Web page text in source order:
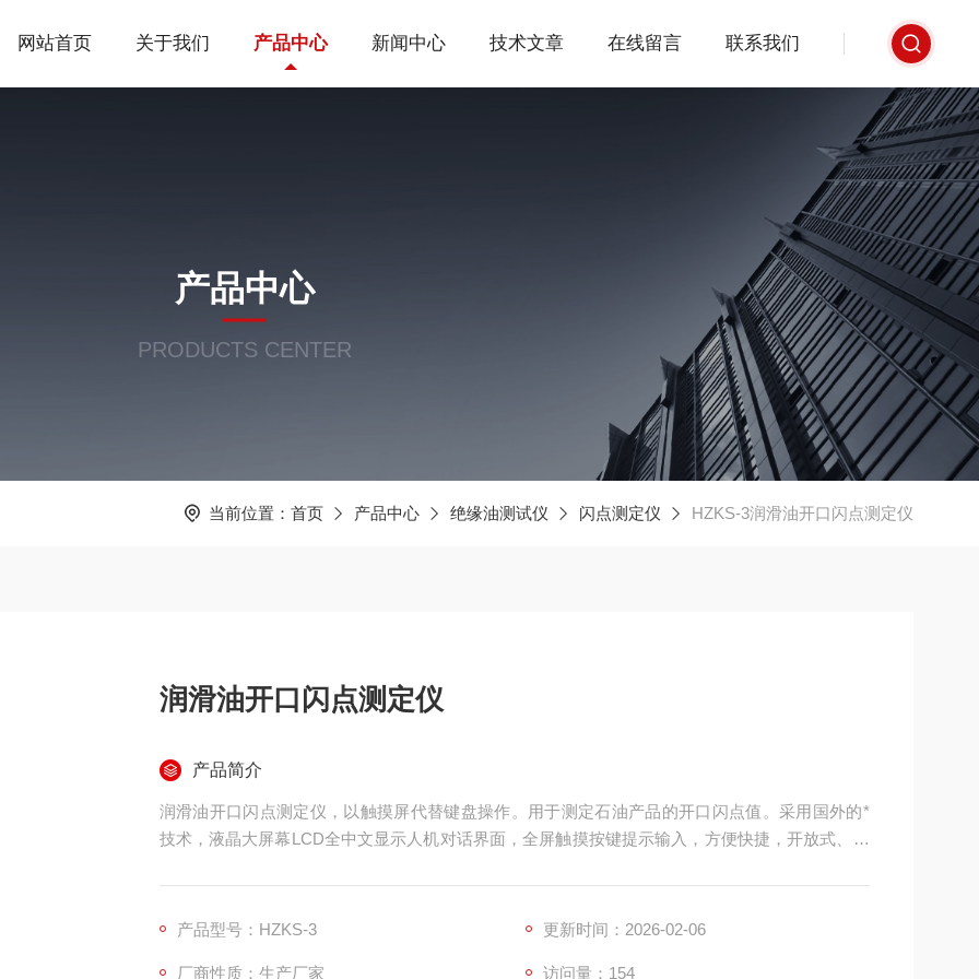
网站首页 关于我们 产品中心 新闻中心 技术文章 在线留言 联系我们
产品中心
PRODUCTS CENTER
当前位置： 首页 产品中心 绝缘油测试仪 闪点测定仪 HZKS-3润滑油开口闪点测定仪
润滑油开口闪点测定仪
产品简介
润滑油开口闪点测定仪，以触摸屏代替键盘操作。用于测定石油产品的开口闪点值。采用国外的*
技术，液晶大屏幕LCD全中文显示人机对话界面，全屏触摸按键提示输入，方便快捷，开放式、模
产品型号：HZKS-3
更新时间：2026-02-06
厂商性质：生产厂家 访问量：154